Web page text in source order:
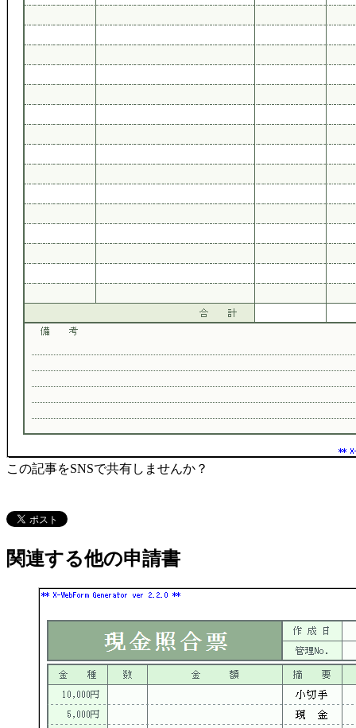
この記事をSNSで共有しませんか？
関連する他の申請書